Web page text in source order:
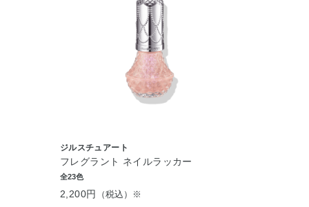
ジルスチュアート
フレグラント ネイルラッカー
全23色
2,200円 （税込）※